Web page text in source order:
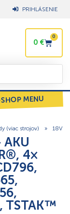
PRIHLÁSENIE
0 €
0
MENU
(viac strojov) » 18V
AKU
4×
TSTAK™